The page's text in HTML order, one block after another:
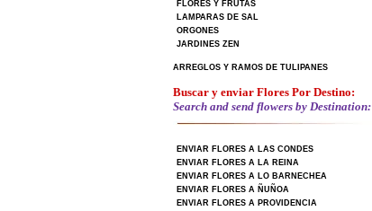
FLORES Y FRUTAS
LAMPARAS DE SAL
ORGONES
JARDINES ZEN
ARREGLOS Y RAMOS DE TULIPANES
Buscar y enviar Flores Por Destino:
Search and send flowers by Destination:
ENVIAR FLORES A LAS CONDES
ENVIAR FLORES A LA REINA
ENVIAR FLORES A LO BARNECHEA
ENVIAR FLORES A ÑUÑOA
ENVIAR FLORES A PROVIDENCIA